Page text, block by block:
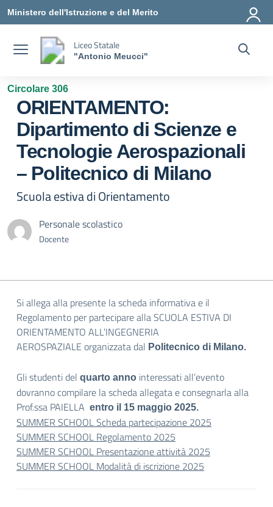
Vai ai contenuti
Vai al menu di navigazione
Vai al footer
Ministero dell'Istruzione e del Merito
Liceo Statale
"Antonio Meucci"
Circolare 306
ORIENTAMENTO:
Dipartimento di Scienze e
Tecnologie Aerospazionali
– Politecnico di Milano
Scuola estiva di Orientamento
Personale scolastico
Docente
Si allega alla presente la scheda informativa e il
Regolamento per partecipare alla SCUOLA ESTIVA DI
ORIENTAMENTO ALL’INGEGNERIA
AEROSPAZIALE organizzata dal Politecnico di Milano.
Gli studenti del quarto anno interessati all’evento
dovranno compilare la scheda allegata e consegnarla alla
Prof.ssa PAIELLA entro il 15 maggio 2025.
SUMMER SCHOOL Scheda partecipazione 2025
SUMMER SCHOOL Regolamento 2025
SUMMER SCHOOL Presentazione attività 2025
SUMMER SCHOOL Modalità di iscrizione 2025